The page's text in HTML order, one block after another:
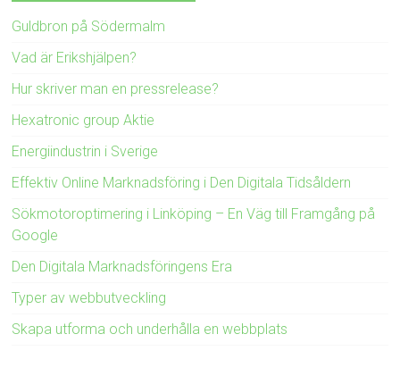
Guldbron på Södermalm
Vad är Erikshjälpen?
Hur skriver man en pressrelease?
Hexatronic group Aktie
Energiindustrin i Sverige
Effektiv Online Marknadsföring i Den Digitala Tidsåldern
Sökmotoroptimering i Linköping – En Väg till Framgång på
Google
Den Digitala Marknadsföringens Era
Typer av webbutveckling
Skapa utforma och underhålla en webbplats